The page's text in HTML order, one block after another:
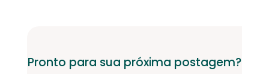
Pronto para sua próxima postagem?